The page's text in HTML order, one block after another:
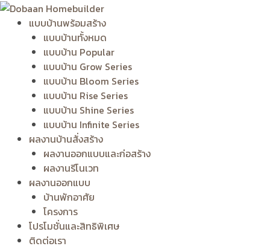
Skip
content
แบบบ้านพร้อมสร้าง
แบบบ้านทั้งหมด
แบบบ้าน Popular
แบบบ้าน Grow Series
แบบบ้าน Bloom Series
แบบบ้าน Rise Series
แบบบ้าน Shine Series
แบบบ้าน Infinite Series
ผลงานบ้านสั่งสร้าง
ผลงานออกแบบและก่อสร้าง
ผลงานรีโนเวท
ผลงานออกแบบ
บ้านพักอาศัย
โครงการ
โปรโมชั่นและสิทธิพิเศษ
ติดต่อเรา